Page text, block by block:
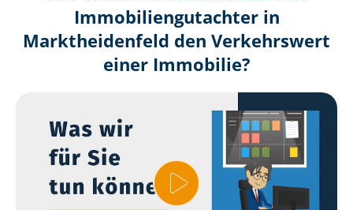
Immobilien­gutachter in
Marktheidenfeld den Verkehrswert
einer Immobilie?